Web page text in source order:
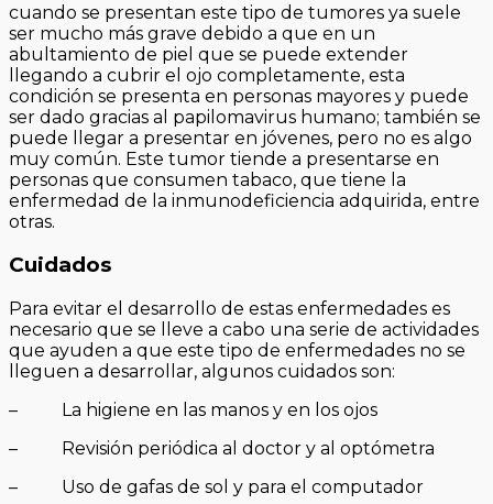
cuando se presentan este tipo de tumores ya suele
ser mucho más grave debido a que en un
abultamiento de piel que se puede extender
llegando a cubrir el ojo completamente, esta
condición se presenta en personas mayores y puede
ser dado gracias al papilomavirus humano; también se
puede llegar a presentar en jóvenes, pero no es algo
muy común. Este tumor tiende a presentarse en
personas que consumen tabaco, que tiene la
enfermedad de la inmunodeficiencia adquirida, entre
otras.
Cuidados
Para evitar el desarrollo de estas enfermedades es
necesario que se lleve a cabo una serie de actividades
que ayuden a que este tipo de enfermedades no se
lleguen a desarrollar, algunos cuidados son:
– La higiene en las manos y en los ojos
– Revisión periódica al doctor y al optómetra
– Uso de gafas de sol y para el computador